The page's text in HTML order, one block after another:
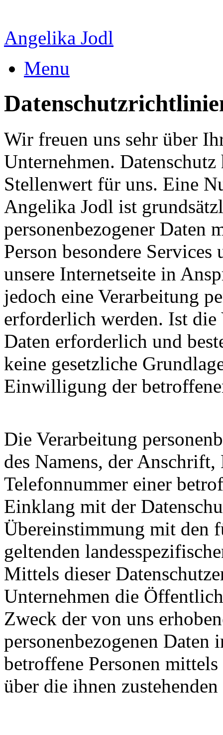
Angelika Jodl
Menu
Wir freuen uns sehr über
Unternehmen.
Stellenwert für uns. Eine
Angelika Jodl ist
personenbezogener Daten
Person besondere Services
unsere Internetseite in
jedoch eine Verarbeitung
erforderlich werden. Ist die
Daten erforderlich und
keine gesetzliche
Einwilligung der
Die Verarbeitung
des Namens, der
Telefonnummer einer
Einklang mit der
Übereinstimmung mit den
geltenden
Mittels dieser
Unternehmen die
Zweck der von uns
personenbezogenen
betroffene Personen
über die ihnen